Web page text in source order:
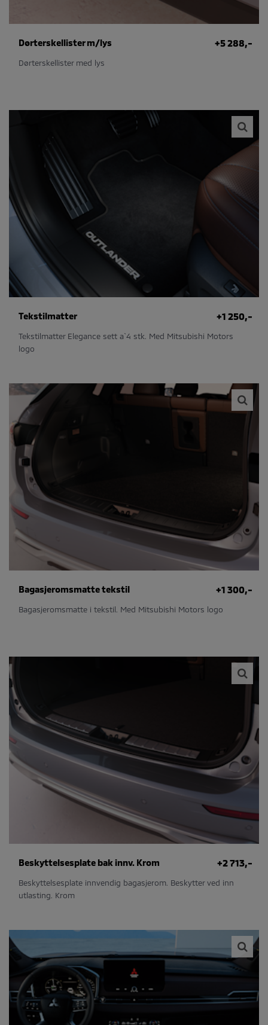
+5 288,-
Dørterskellister m/lys
Dørterskellister med lys
+1 250,-
Tekstilmatter
Tekstilmatter Elegance sett a`4 stk. Med Mitsubishi Motors
logo
+1 300,-
Bagasjeromsmatte tekstil
Bagasjeromsmatte i tekstil. Med Mitsubishi Motors logo
+2 713,-
Beskyttelsesplate bak innv. Krom
Beskyttelsesplate innvendig bagasjerom. Beskytter ved inn
utlasting. Krom